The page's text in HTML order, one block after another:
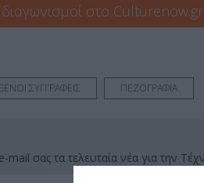
στο Culturenow.gr
ΞΕΝΟΙ ΣΥΓΓΡΑΦΕΙΣ ΠΕΖΟΓΡΑΦΙΑ
σας τα τελευταία νέα για την